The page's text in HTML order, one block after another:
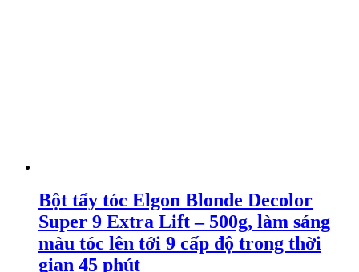
Bột tẩy tóc Elgon Blonde Decolor
Super 9 Extra Lift – 500g, làm sáng
màu tóc lên tới 9 cấp độ trong thời
gian 45 phút